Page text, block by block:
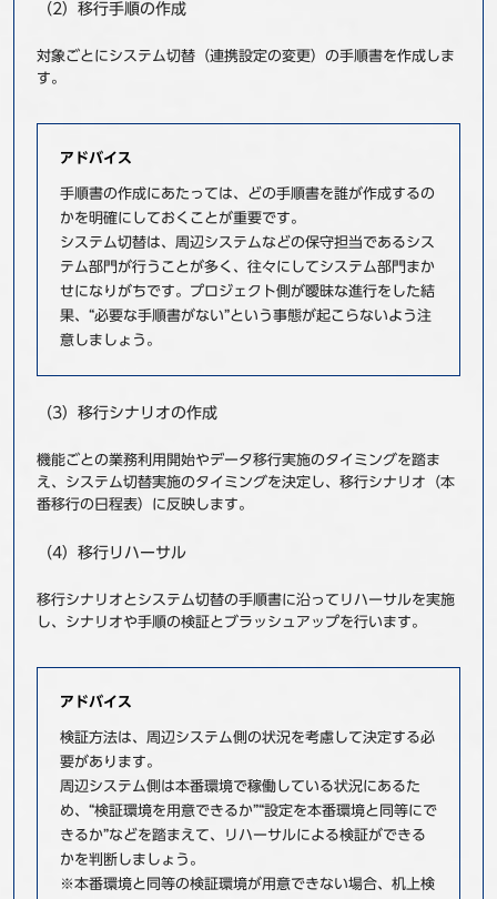
（2）移行手順の作成
対象ごとにシステム切替（連携設定の変更）の手順書を作成しま
す。
アドバイス
手順書の作成にあたっては、どの手順書を誰が作成するの
かを明確にしておくことが重要です。
システム切替は、周辺システムなどの保守担当であるシス
テム部門が行うことが多く、往々にしてシステム部門まか
せになりがちです。プロジェクト側が曖昧な進行をした結
果、“必要な手順書がない”という事態が起こらないよう注
意しましょう。
（3）移行シナリオの作成
機能ごとの業務利用開始やデータ移行実施のタイミングを踏ま
え、システム切替実施のタイミングを決定し、移行シナリオ（本
番移行の日程表）に反映します。
（4）移行リハーサル
移行シナリオとシステム切替の手順書に沿ってリハーサルを実施
し、シナリオや手順の検証とブラッシュアップを行います。
アドバイス
検証方法は、周辺システム側の状況を考慮して決定する必
要があります。
周辺システム側は本番環境で稼働している状況にあるた
め、“検証環境を用意できるか”“設定を本番環境と同等にで
きるか”などを踏まえて、リハーサルによる検証ができる
かを判断しましょう。
※本番環境と同等の検証環境が用意できない場合、机上検